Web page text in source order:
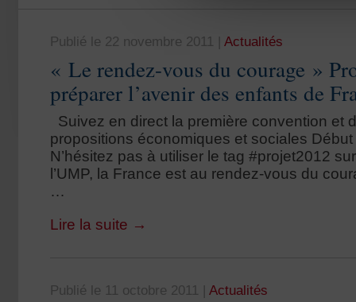
Publié le 22 novembre 2011 Actualités
« Le rendez-vous du courage »
préparer l’avenir des enfants de
Suivez en direct la première convention et
propositions économiques et sociales
N’hésitez pas à utiliser le tag #projet2012
l’UMP, la France est au rendez-vous du
…
Lire la suite →
Publié le 11 octobre 2011 Actualités